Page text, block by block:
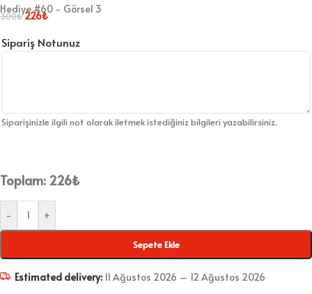
300₺226₺
Sipariş Notunuz
Siparişinizle ilgili not olarak iletmek istediğiniz bilgileri yazabilirsiniz.
Toplam: 226₺
- +
Sepete Ekle
Estimated delivery: 11 Ağustos 2026 – 12 Ağustos 2026